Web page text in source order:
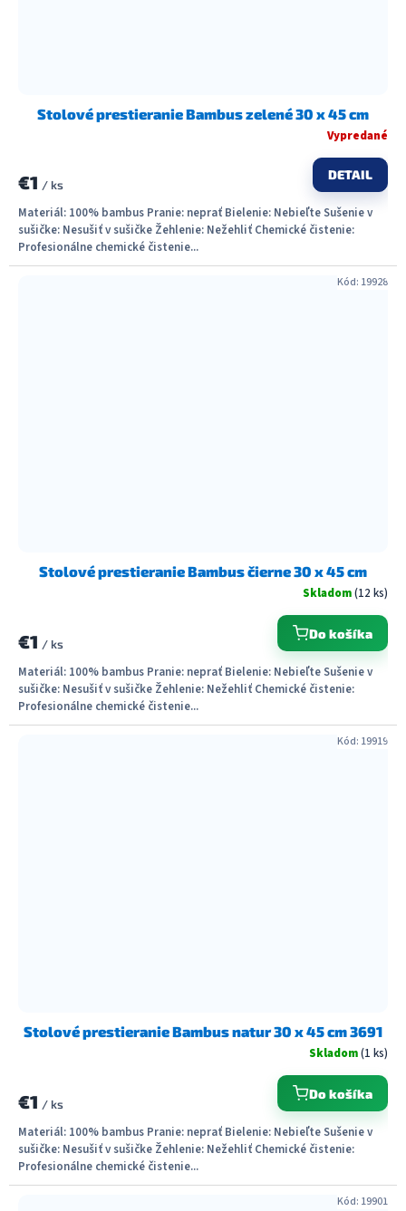
Stolové prestieranie Bambus zelené 30 x 45 cm
Vypredané
€1 / ks
DETAIL
Materiál: 100% bambus Pranie: neprať Bielenie: Nebieľte Sušenie v
sušičke: Nesušiť v sušičke Žehlenie: Nežehliť Chemické čistenie:
Profesionálne chemické čistenie...
Stolové prestieranie Bambus čierne 30 x 45 cm
Skladom(12 ks)
€1 / ks
Do košíka
Materiál: 100% bambus Pranie: neprať Bielenie: Nebieľte Sušenie v
sušičke: Nesušiť v sušičke Žehlenie: Nežehliť Chemické čistenie:
Profesionálne chemické čistenie...
Kód: 19928
Stolové prestieranie Bambus natur 30 x 45 cm 3691
Skladom(1 ks)
€1 / ks
Do košíka
Materiál: 100% bambus Pranie: neprať Bielenie: Nebieľte Sušenie v
sušičke: Nesušiť v sušičke Žehlenie: Nežehliť Chemické čistenie:
Profesionálne chemické čistenie...
Kód: 19919
Kód: 19901